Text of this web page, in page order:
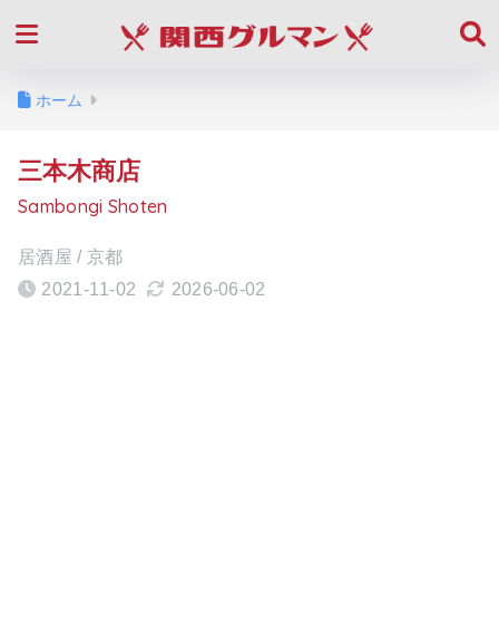
ホーム
三本木商店
Sambongi Shoten
居酒屋 / 京都
2021-11-02
2026-06-02